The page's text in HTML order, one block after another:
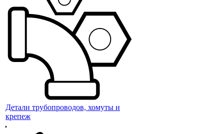
Детали трубопроводов, хомуты и
крепеж